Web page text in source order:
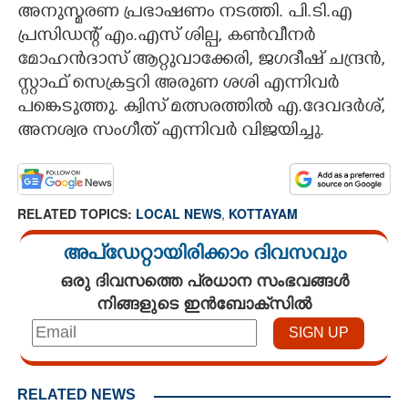
അനുസ്മരണ പ്രഭാഷണം നടത്തി. പി.ടി.എ
പ്രസിഡന്റ് എം.എസ് ശില്പ, കൺവീനർ
മോഹൻദാസ് ആറ്റുവാക്കേരി, ജഗദീഷ് ചന്ദ്രൻ,
സ്റ്റാഫ് സെക്രട്ടറി അരുണ ശശി എന്നിവർ
പങ്കെടുത്തു. ക്വിസ് മത്സരത്തിൽ എ.ദേവദർശ്,
അനശ്വര സംഗീത് എന്നിവർ വിജയിച്ചു.
RELATED TOPICS: LOCAL NEWS, KOTTAYAM
അപ്ഡേറ്റായിരിക്കാം ദിവസവും
ഒരു ദിവസത്തെ പ്രധാന സംഭവങ്ങൾ
നിങ്ങളുടെ ഇൻബോക്സിൽ
RELATED NEWS